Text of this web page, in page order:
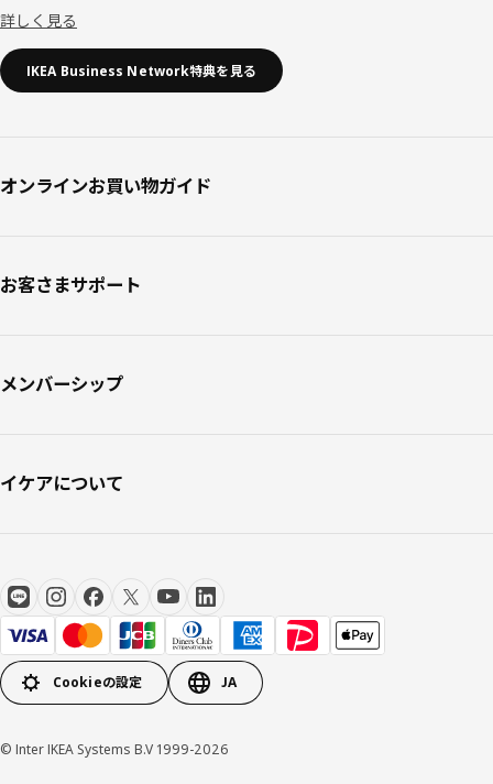
詳しく見る
IKEA Business Network特典を見る
オンラインお買い物ガイド
お客さまサポート
メンバーシップ
イケアについて
Cookieの設定 JA
© Inter IKEA Systems B.V 1999-2026